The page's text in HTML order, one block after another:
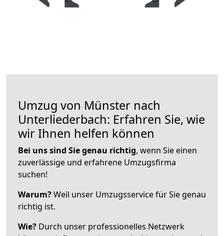
Umzug von Münster nach
Unterliederbach: Erfahren Sie, wie
wir Ihnen helfen können
Bei uns sind Sie genau richtig, wenn Sie einen
zuverlässige und erfahrene Umzugsfirma
suchen!
Warum?Weil unser Umzugsservice für Sie genau
richtig ist.
Wie? Durch unser professionelles Netzwerk